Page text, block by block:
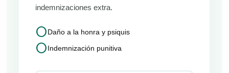
indemnizaciones extra.
circleDaño a la honra y psiquis
circleIndemnización punitiva